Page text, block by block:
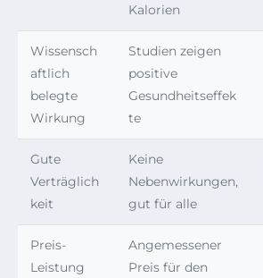
Kalorien
Wissensch
aftlich
belegte
Wirkung
Studien zeigen
positive
Gesundheitseffek
te
Gute
Verträglich
keit
Keine
Nebenwirkungen,
gut für alle
Preis-
Leistung
Angemessener
Preis für den